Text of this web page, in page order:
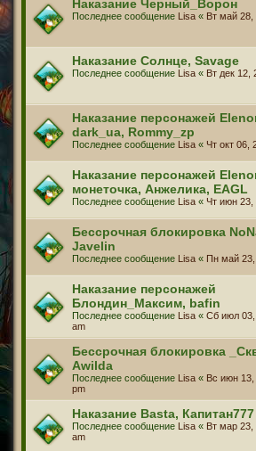
Наказание Черный_Ворон
Последнее сообщение Lisa « Вт май 28,
Наказание Солнце, Savage
Последнее сообщение Lisa « Вт дек 12,
Наказание персонажей
dark_ua, Rommy_zp
Последнее сообщение Lisa « Чт окт 06,
Наказание персонажей
монеточка, Анжелика, EAGL
Последнее сообщение Lisa « Чт июн 23,
Бессрочная блокировка
Javelin
Последнее сообщение Lisa « Пн май 23,
Наказание персонажей
Блондин_Максим, bafin
Последнее сообщение Lisa « Сб июл 03,
am
Бессрочная блокировка
Awilda
Последнее сообщение Lisa « Вс июн 13,
pm
Наказание Basta, Капитан777
Последнее сообщение Lisa « Вт мар 23,
am